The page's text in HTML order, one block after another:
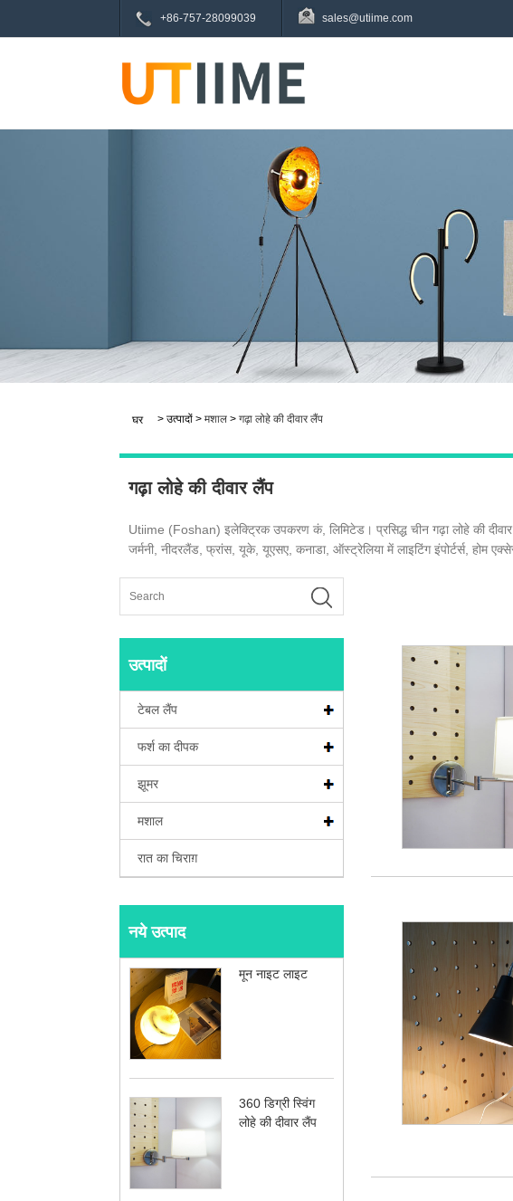
+86-757-28099039 sales@utiime.com
घर > उत्पादों > मशाल > गढ़ा लोहे की दीवार लैंप
गढ़ा लोहे की दीवार लैंप
Utiime (Foshan) इलेक्ट्रिक उपकरण कं, लिमिटेड। प्रसिद्ध चीन गढ़ा लोहे की
जर्मनी, नीदरलैंड, फ्रांस, यूके, यूएसए, कनाडा, ऑस्ट्रेलिया में लाइटिंग इंपोर्टर्स, होम
उत्पादों
टेबल लैंप
फर्श का दीपक
झूमर
मशाल
रात का चिराग़
नये उत्पाद
मून नाइट लाइट
360 डिग्री स्विंग
लोहे की दीवार लैंप